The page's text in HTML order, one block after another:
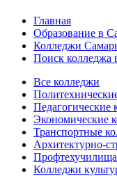
Главная
Образование в
Колледжи
Поиск колледжа
Все колледжи
Педагогические
Экономические
Транспортные
Архитектурно-
Профтехучилища
Колледжи